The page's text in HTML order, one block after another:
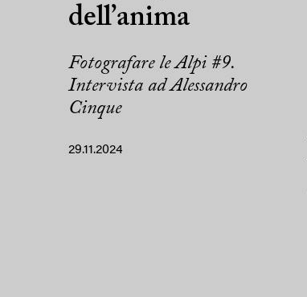
dell’anima
Fotografare le Alpi #9.
Intervista ad Alessandro
Cinque
29.11.2024